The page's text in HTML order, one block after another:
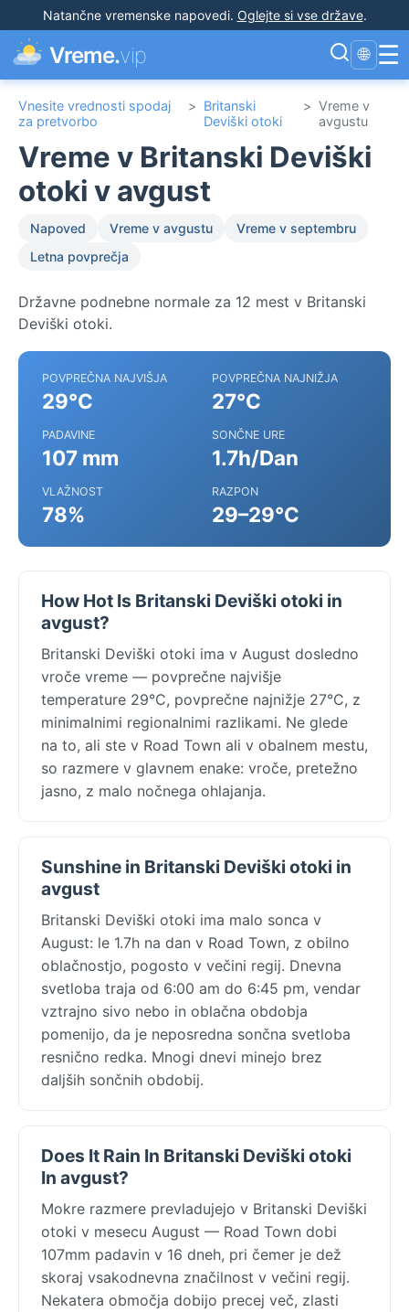
Natančne vremenske napovedi. Oglejte si vse države.
Vreme.vip 🌐 ☰
Vnesite vrednosti spodaj
za pretvorbo
> Britanski
Deviški otoki
> Vreme v
avgustu
Vreme v Britanski Deviški
otoki v avgust
Napoved Vreme v avgustu
Vreme v septembru
Letna povprečja
Državne podnebne normale za 12 mest v Britanski
Deviški otoki.
POVPREČNA NAJVIŠJA
29°C
POVPREČNA NAJNIŽJA
27°C
PADAVINE
107 mm
SONČNE URE
1.7h/Dan
VLAŽNOST
78%
RAZPON
29–29°C
How Hot Is Britanski Deviški otoki in
avgust?
Britanski Deviški otoki ima v August dosledno
vroče vreme — povprečne najvišje
temperature 29°C, povprečne najnižje 27°C, z
minimalnimi regionalnimi razlikami. Ne glede
na to, ali ste v Road Town ali v obalnem mestu,
so razmere v glavnem enake: vroče, pretežno
jasno, z malo nočnega ohlajanja.
Sunshine in Britanski Deviški otoki in
avgust
Britanski Deviški otoki ima malo sonca v
August: le 1.7h na dan v Road Town, z obilno
oblačnostjo, pogosto v večini regij. Dnevna
svetloba traja od 6:00 am do 6:45 pm, vendar
vztrajno sivo nebo in oblačna obdobja
pomenijo, da je neposredna sončna svetloba
resnično redka. Mnogi dnevi minejo brez
daljših sončnih obdobij.
Does It Rain In Britanski Deviški otoki
In avgust?
Mokre razmere prevladujejo v Britanski Deviški
otoki v mesecu August — Road Town dobi
107mm padavin v 16 dneh, pri čemer je dež
skoraj vsakodnevna značilnost v večini regij.
Nekatera območja dobijo precej več, zlasti